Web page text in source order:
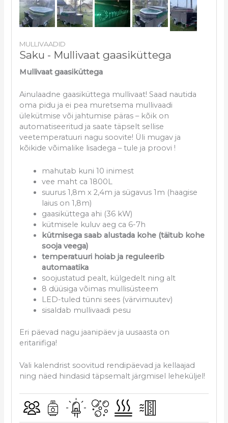
MULLIVAADID
Saku - Mullivaat gaasiküttega
Mullivaat gaasiküttega
Ainulaadne gaasiküttega mullivaat! Saad nautida
oma pidu ja ei pea muretsema mullivaadi
ülekütmise või jahtumise päras – kõik on
automatiseeritud ja saate täpselt sellise
veetemperatuuri nagu soovite! Üli mugav ja
kõikide võimalike lisadega – tule ja proovi !
mahutab kuni 10 inimest
vee maht ca 1800L
suurus 1,8m x 2,4m ja sügavus 1m (haagise
laius on 1,8m)
gaasiküttega ahi (36 kW)
kütmisele kuluv aeg ca 6-7h
kütmisega saab alustada kohe (täitub kohe
sooja veega)
temperatuuri hoiab ja reguleerib
automaatika
soojustatud pealt, külgedelt ning alt
8 düüsiga võimas mullisüsteem
LED-tuled tünni sees (värvimuutev)
sisaldab mullivaadi pesu
Eri päevad nagu jaanipäev ja uusaasta on
eritariifiga!
Vali kalendrist soovitud rendipäevad ja kellaajad
ning näed hindasid täpsemalt järgmisel leheküljel!